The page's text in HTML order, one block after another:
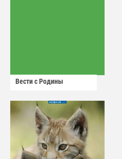
Вести с Родины